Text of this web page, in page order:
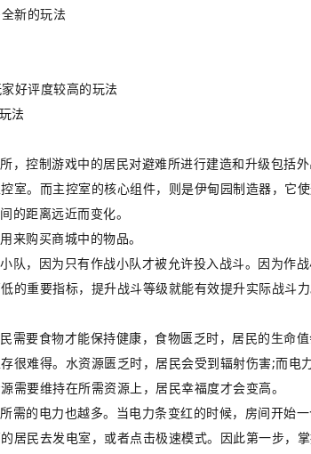
新的玩法
好评度较高的玩法
法
控制游戏中的居民对避难所进行建造和升级包括
。而主控室的核心组件，则是伊甸园制造器，它使
的距离远近而变化。
购买商城中的物品。
，因为只有作战小队才被允许投入战斗。因为作
的重要指标，提升战斗等级就能有效提升实际战斗
要食物才能保持健康，食物匮乏时，居民的生命
难得。水资源匮乏时，居民会受到辐射伤害;而电
需要维持在所需资源上，居民幸福度才会变高。
的电力也越多。当电力条变红的时候，房间开始
民去发电室，或者点击极速模式。因此第一步，